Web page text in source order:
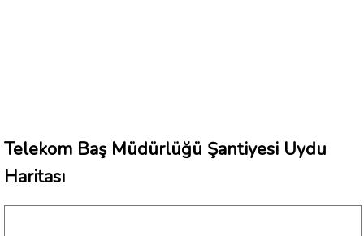
Telekom Baş Müdürlüğü Şantiyesi Uydu
Haritası